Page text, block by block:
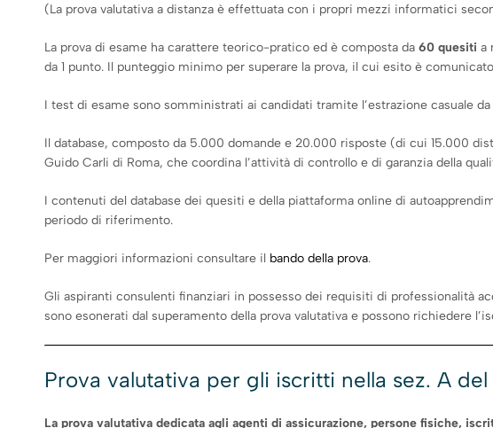
(La prova valutativa a distanza è effettuata con i propri mezzi informatici
La prova di esame ha carattere teorico-pratico ed è composta da 60 quesiti a
da 1 punto. Il punteggio minimo per superare la prova, il cui esito è
I test di esame sono somministrati ai candidati tramite l’estrazione casuale
Il database, composto da 5.000 domande e 20.000 risposte (di cui 15.000
Guido Carli di Roma, che coordina l’attività di controllo e di garanzia della
I contenuti del database dei quesiti e della piattaforma online di
periodo di riferimento.
Per maggiori informazioni consultare il bando della prova.
Gli aspiranti consulenti finanziari in possesso dei requisiti di professionalità
sono esonerati dal superamento della prova valutativa e possono richiedere
Prova valutativa per gli iscritti nella sez. A del
La prova valutativa dedicata agli agenti di assicurazione, persone fisiche,